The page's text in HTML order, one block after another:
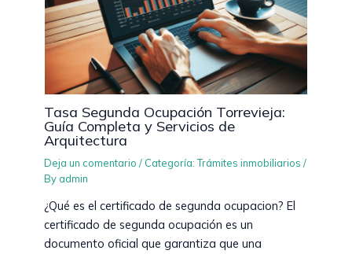
Tasa Segunda Ocupación Torrevieja:
Guía Completa y Servicios de
Arquitectura
Deja un comentario / Categoría: Trámites inmobiliarios /
By admin
¿Qué es el certificado de segunda ocupacion? El
certificado de segunda ocupación es un
documento oficial que garantiza que una